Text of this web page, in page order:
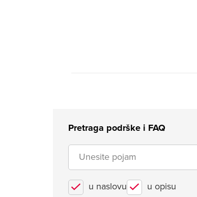
Pretraga podrške i FAQ
u naslovu u opisu